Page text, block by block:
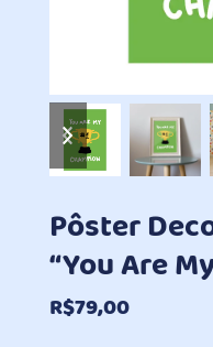
previous
slide
next
slide
Pôster
“You Are
R$79,00